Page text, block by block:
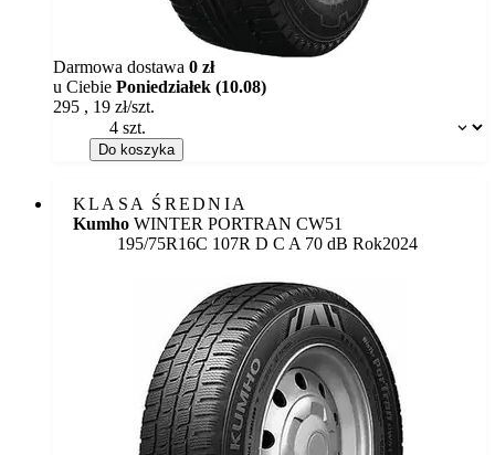
Dostępność:
Darmowa dostawa 0 zł
u Ciebie Poniedziałek (10.08)
295 , 19 zł/szt.
Do koszyka
KLASA ŚREDNIA
Kumho WINTER PORTRAN CW51
195/75R16C 107R Etykieta:
D C A 70 dB Rok2024